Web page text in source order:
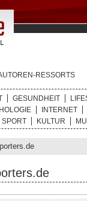
RESSORTS
GESUNDHEIT
INTERNET
SPORT KULTUR